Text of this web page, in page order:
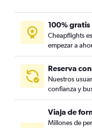
100% gratis
Cheapflights
empezar a
Reserva
Nuestros
confianza y
Viaja de
Millones de